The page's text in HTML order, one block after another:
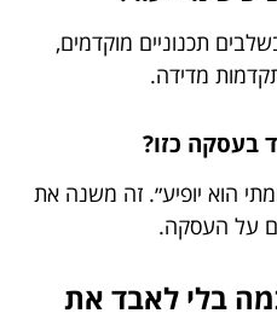
תכנוניים מוקדמים,
מדידה.
בעסקה כזו?
הוא יופיע״. זה משנה את
על העסקה.
בלי לאבד את